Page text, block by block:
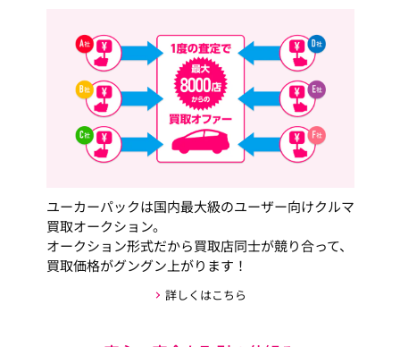
ユーカーパックは国内最大級のユーザー向けクルマ
買取オークション。
オークション形式だから買取店同士が競り合って、
買取価格がグングン上がります！
詳しくはこちら